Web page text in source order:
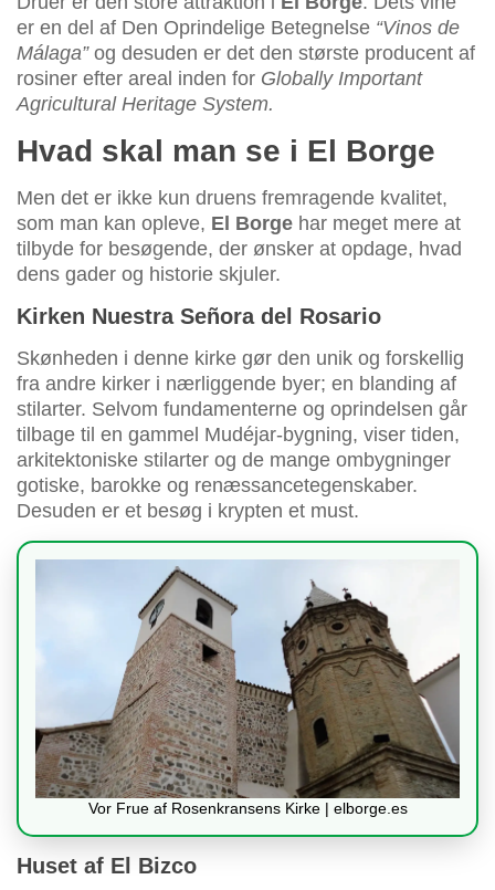
er en del af Den Oprindelige Betegnelse “Vinos de
Málaga”og desuden er det den største producent af
rosiner efter areal inden for Globally Important
Agricultural Heritage System.
Hvad skal man se i El Borge
Men det er ikke kun druens fremragende kvalitet,
som man kan opleve, El Borge har meget mere at
tilbyde for besøgende, der ønsker at opdage, hvad
dens gader og historie skjuler.
Kirken Nuestra Señora del Rosario
Skønheden i denne kirke gør den unik og forskellig
fra andre kirker i nærliggende byer; en blanding af
stilarter. Selvom fundamenterne og oprindelsen går
tilbage til en gammel Mudéjar-bygning, viser tiden,
arkitektoniske stilarter og de mange ombygninger
gotiske, barokke og renæssancetegenskaber.
Desuden er et besøg i krypten et must.
Vor Frue af Rosenkransens Kirke | elborge.es
Huset af El Bizco